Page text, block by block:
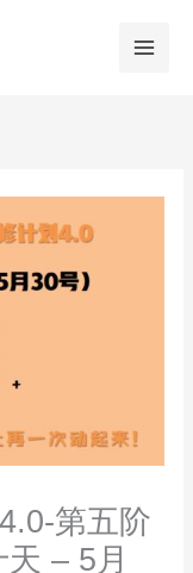
第五阶
– 5月